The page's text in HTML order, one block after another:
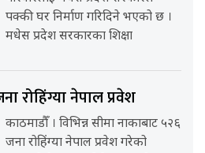
पक्की घर निर्माण गरिदिने भएको छ ।
मधेस प्रदेश सरकारका शिक्षा
रोहिंग्या नेपाल प्रवेश
काठमाडौँ । विभिन्न सीमा नाकाबाट ५२६
जना रोहिंग्या नेपाल प्रवेश गरेको